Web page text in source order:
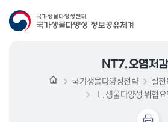
NT7. 오염저감
국가생물다양성전략
실
Ⅰ. 생물다양성 위협